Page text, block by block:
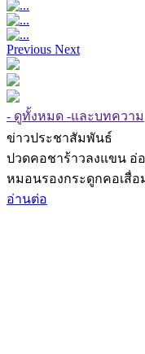
Previous Next
- ดูทั้งหมด -และบทความ
ข่าวประชาสัมพันธ์
ปวดคอชาร้าวลงแขน อ่
หมอนรองกระดูกคอเสื่อม
อ่านต่อ